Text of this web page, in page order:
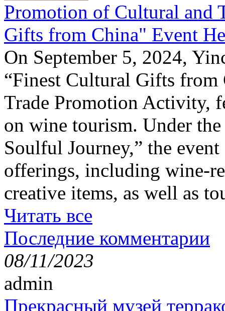
Promotion of Cultural and
Gifts from China" Event
On September 5, 2024,
“Finest Cultural Gifts from
Trade Promotion Activity,
on wine tourism. Under
Soulful Journey,” the
offerings, including wine-
creative items, as well as
Читать все
Последние комментарии
08/11/2023
admin
Прекрасный музей